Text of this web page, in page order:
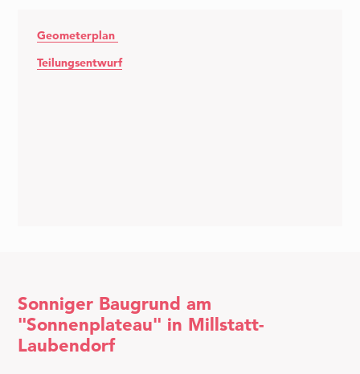
Geometerplan
Teilungsentwurf
Sonniger Baugrund am
"Sonnenplateau" in Millstatt-
Laubendorf